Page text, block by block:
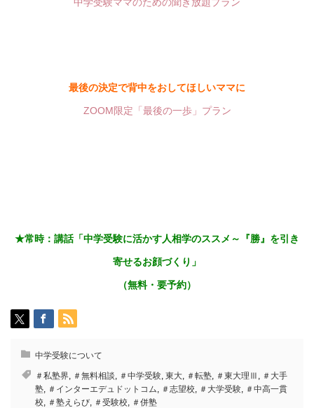
最後の決定で背中をおしてほしいママに
ZOOM限定「最後の一歩」プラン
★常時：講話「中学受験に活かす人相学のススメ～『勝』を引き
寄せるお顔づくり」
（無料・要予約）
中学受験について
＃私塾界 ＃無料相談 ＃中学受験 東大 ＃転塾 ＃東大理Ⅲ
＃大手
塾
＃インターエデュドットコム ＃志望校 ＃大学受験
＃中高一貫
校
＃塾えらび ＃受験校 ＃併塾